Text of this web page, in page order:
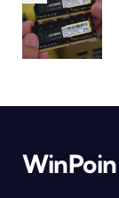
WinPoin